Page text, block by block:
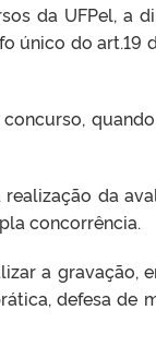
da UFPel, a
único do art.19
da
concorrência.
a gravação,
defesa de